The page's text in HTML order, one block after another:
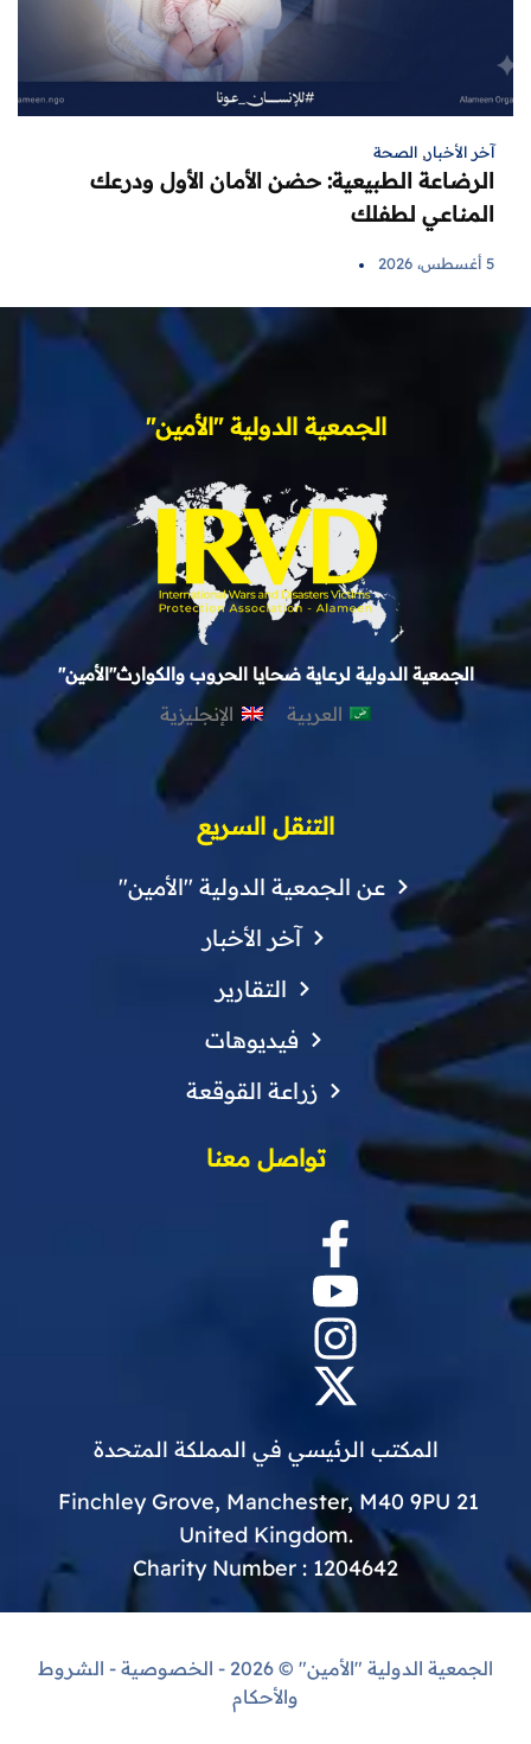
آخر الأخبار, الصحة
الرضاعة الطبيعية: حضن الأمان الأول ودرعك
المناعي لطفلك
5 أغسطس، 2026
الجمعية الدولية "الأمين"
الجمعية الدولية لرعاية ضحايا الحروب والكوارث"الأمين"
العربية الإنجليزية
التنقل السريع
عن الجمعية الدولية "الأمين"
آخر الأخبار
التقارير
فيديوهات
زراعة القوقعة
تواصل معنا
المكتب الرئيسي في المملكة المتحدة
21 Finchley Grove, Manchester, M40 9PU
.United Kingdom
Charity Number : 1204642
الجمعية الدولية "الأمين" © 2026 - الخصوصية - الشروط
والأحكام